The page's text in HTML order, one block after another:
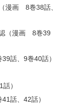
漫画 8巻38話、
（漫画 8巻39
話、9巻40話）
）
話、42話）